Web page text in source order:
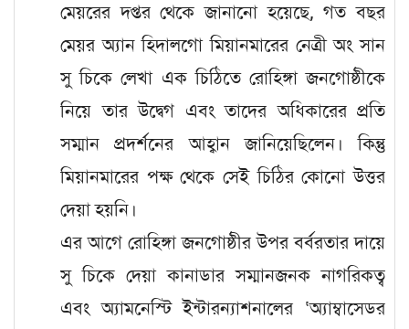
মেয়রের দপ্তর থেকে জানানো হয়েছে, গত বছর
মেয়র অ্যান হিদালগো মিয়ানমারের নেত্রী অং সান
সু চিকে লেখা এক চিঠিতে রোহিঙ্গা জনগোষ্ঠীকে
নিয়ে তার উদ্বেগ এবং তাদের অধিকারের প্রতি
সম্মান প্রদর্শনের আহ্বান জানিয়েছিলেন। কিন্তু
মিয়ানমারের পক্ষ থেকে সেই চিঠির কোনো উত্তর
দেয়া হয়নি।
এর আগে রোহিঙ্গা জনগোষ্ঠীর উপর বর্বরতার দায়ে
সু চিকে দেয়া কানাডার সম্মানজনক নাগরিকত্ব
এবং অ্যামনেস্টি ইন্টারন্যাশনালের ‘অ্যাম্বাসেডর